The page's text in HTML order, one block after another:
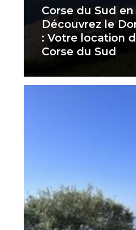
Corse du Sud
Découvrez le
: Votre location
Corse du Sud